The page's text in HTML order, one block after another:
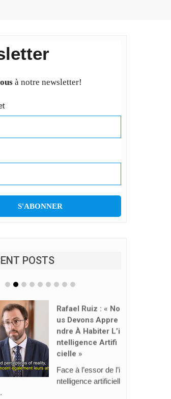
à notre newsletter!
POSTS
Rafael Ruiz : « No
Us Devons Appre
Ndre À Habiter L’i
Ntelligence Artifi
Cielle »
Face à l’essor de l’i
ntelligence artificiell